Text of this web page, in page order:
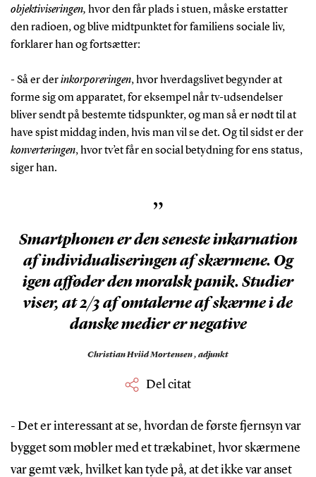
objektiviseringen, hvor den får plads i stuen, måske erstatter
den radioen, og blive midtpunktet for familiens sociale liv,
forklarer han og fortsætter:
- Så er derinkorporeringen, hvor hverdagslivet begynder at
forme sig om apparatet, for eksempel når tv-udsendelser
bliver sendt på bestemte tidspunkter, og man så er nødt til at
have spist middag inden, hvis man vil se det. Og til sidst er der
konverteringen, hvor tv’et får en social betydning for ens status,
siger han.
”
Smartphonen er den seneste inkarnation
af individualiseringen af skærmene. Og
igen afføder den moralsk panik. Studier
viser, at 2/3 af omtalerne af skærme i de
danske medier er negative
Christian Hviid Mortensen , adjunkt
Del citat
- Det er interessant at se, hvordan de første fjernsyn var
bygget som møbler med et trækabinet, hvor skærmene
var gemt væk, hvilket kan tyde på, at det ikke var anset